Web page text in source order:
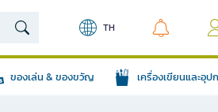
TH
ของเล่น & ของขวัญ เครื่องเขียนและอุ